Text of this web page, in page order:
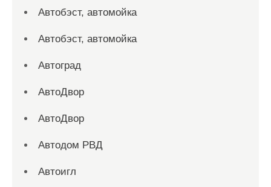
Автобэст, автомойка
Автобэст, автомойка
Автоград
АвтоДвор
АвтоДвор
Автодом РВД
Автоигл